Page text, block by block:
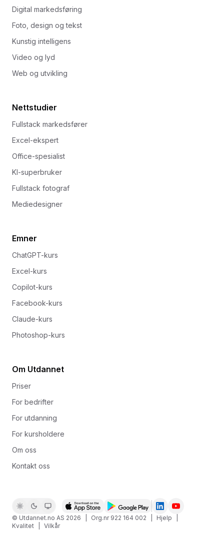
Digital markedsføring
Foto, design og tekst
Kunstig intelligens
Video og lyd
Web og utvikling
Nettstudier
Fullstack markedsfører
Excel-ekspert
Office-spesialist
KI-superbruker
Fullstack fotograf
Mediedesigner
Emner
ChatGPT-kurs
Excel-kurs
Copilot-kurs
Facebook-kurs
Claude-kurs
Photoshop-kurs
Om Utdannet
Priser
For bedrifter
For utdanning
For kursholdere
Om oss
Kontakt oss
© Utdannet.no AS 2026 Org.nr 922 164 002 Hjelp
Kvalitet
Vilkår